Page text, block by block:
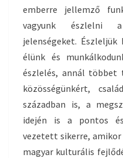
emberre jellemző
vagyunk észlelni
jelenségeket.
élünk és
észlelés, annál többet
közösségünkért,
században is, a
idején is a pontos
vezetett sikerre, amikor
magyar kulturális